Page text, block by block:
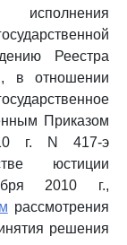
исполнения
Реестра
в отношении
Приказом
г. N 417-э
юстиции
2010 г.,
рассмотрения
решения